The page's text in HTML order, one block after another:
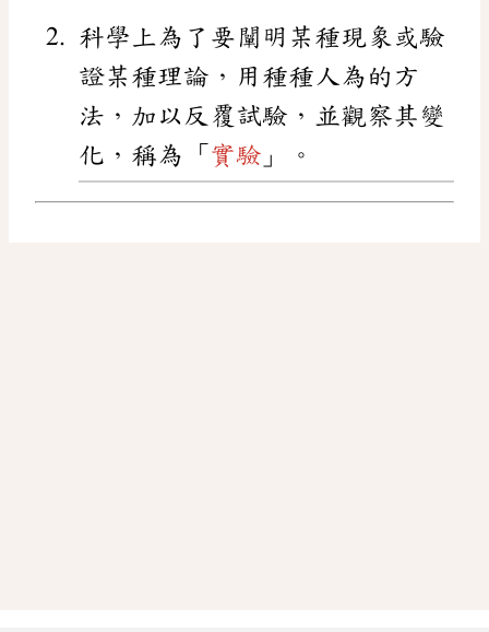
科學上為了要闡明某種現象或驗
證某種理論，用種種人為的方
法，加以反覆試驗，並觀察其變
化，稱為「 實驗 」。